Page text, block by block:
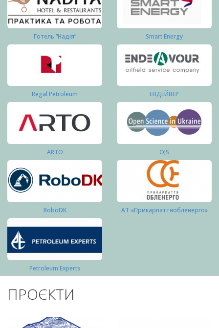
Готель “Надія” Smart Energy
Regal Petroleum ЕНДЕЙВЕР
ARTO OJS
RoboDK АТ «Прикарпаттяобленерго»
Petroleum Experts
ПРОЄКТИ